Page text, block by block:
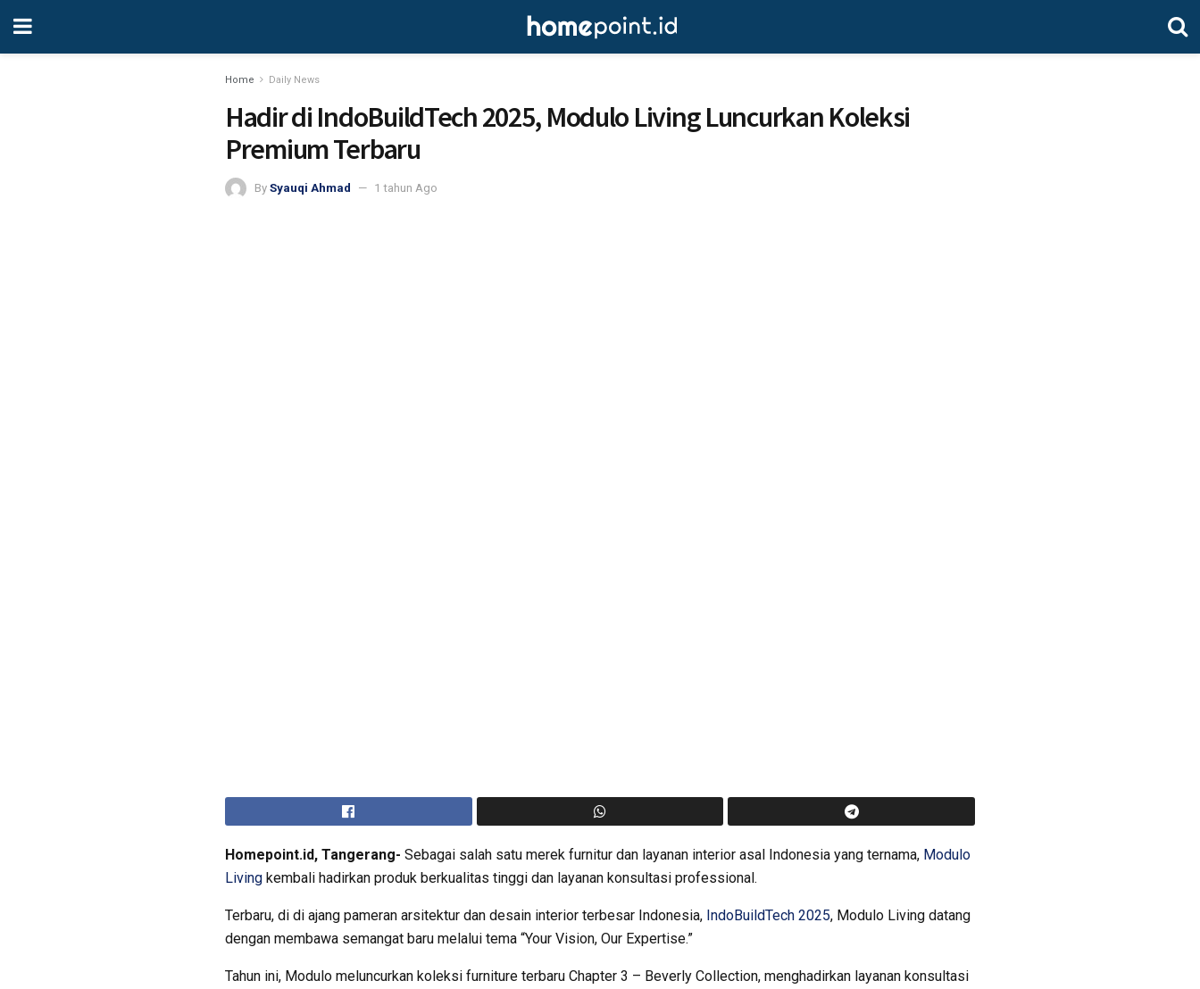
Home Daily News
Hadir di IndoBuildTech 2025, Modulo Living Luncurkan Koleksi
Premium Terbaru
By Syauqi Ahmad 1 tahun Ago
Homepoint.id, Tangerang- Sebagai salah satu merek furnitur dan layanan interior asal Indonesia yang ternama, Modulo
Living kembali hadirkan produk berkualitas tinggi dan layanan konsultasi professional.
Terbaru, di di ajang pameran arsitektur dan desain interior terbesar Indonesia, IndoBuildTech 2025, Modulo Living datang
dengan membawa semangat baru melalui tema “Your Vision, Our Expertise.”
Tahun ini, Modulo meluncurkan koleksi furniture terbaru Chapter 3 – Beverly Collection, menghadirkan layanan konsultasi